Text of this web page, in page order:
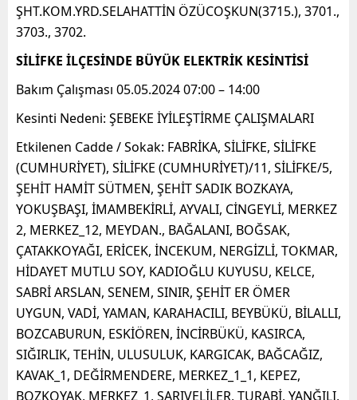
ŞHT.KOM.YRD.SELAHATTİN ÖZÜCOŞKUN(3715.), 3701.,
3703., 3702.
SİLİFKE İLÇESİNDE BÜYÜK ELEKTRİK KESİNTİSİ
Bakım Çalışması 05.05.2024 07:00 – 14:00
Kesinti Nedeni: ŞEBEKE İYİLEŞTİRME ÇALIŞMALARI
Etkilenen Cadde / Sokak: FABRİKA, SİLİFKE, SİLİFKE
(CUMHURİYET), SİLİFKE (CUMHURİYET)/11, SİLİFKE/5,
ŞEHİT HAMİT SÜTMEN, ŞEHİT SADIK BOZKAYA,
YOKUŞBAŞI, İMAMBEKİRLİ, AYVALI, CİNGEYLİ, MERKEZ
2, MERKEZ_12, MEYDAN., BAĞALANI, BOĞSAK,
ÇATAKKOYAĞI, ERİCEK, İNCEKUM, NERGİZLİ, TOKMAR,
HİDAYET MUTLU SOY, KADIOĞLU KUYUSU, KELCE,
SABRİ ARSLAN, SENEM, SINIR, ŞEHİT ER ÖMER
UYGUN, VADİ, YAMAN, KARAHACILI, BEYBÜKÜ, BİLALLI,
BOZCABURUN, ESKİÖREN, İNCİRBÜKÜ, KASIRCA,
SIĞIRLIK, TEHİN, ULUSULUK, KARGICAK, BAĞCAĞIZ,
KAVAK_1, DEĞİRMENDERE, MERKEZ_1_1, KEPEZ,
BOZKOYAK, MERKEZ_1, SARIVELİLER, TURABİ, YANĞILI,